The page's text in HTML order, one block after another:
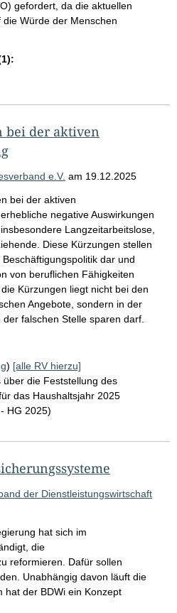
gefordert, da die aktuellen
Würde der Menschen
bei der aktiven
e.V. am 19.12.2025
bei der aktiven
negative Auswirkungen
Langzeitarbeitslose,
Diese Kürzungen stellen
dar und
von beruflichen Fähigkeiten
Kürzungen liegt nicht bei den
Angebote, sondern in der
falschen Stelle sparen darf.
) [alle RV hierzu]
über die Feststellung des
das Haushaltsjahr 2025
HG 2025)
der Dienstleistungswirtschaft
hat sich im
die
reformieren. Dafür sollen
Unabhängig davon läuft die
hat der BDWi ein Konzept